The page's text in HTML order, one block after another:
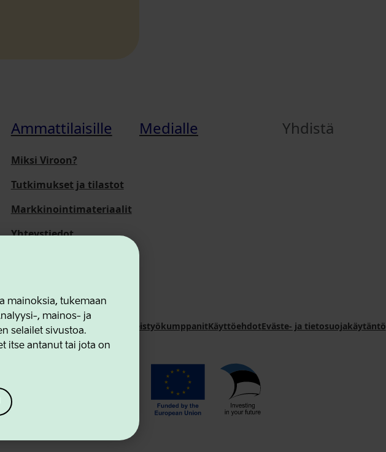
mainoksia, tukemaan
, mainos- ja
selailet sivustoa.
itse antanut tai jota on
Ammattilaisille
Miksi Viroon?
Tutkimukset ja tilastot
Markkinointimateriaalit
Yhteystiedot
Medialle Yhdistä
AgencyYhteystiedot YhteistyökumppanitKäyttöehdotEväste- ja tietosuojakäytäntö